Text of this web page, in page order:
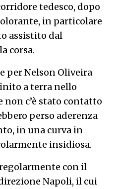
tedesco, dopo
in particolare
assistito dal
corsa.
per Nelson Oliveira
a terra nello
non c’è stato contatto
perso aderenza
in una curva in
insidiosa.
con il
Napoli, il cui